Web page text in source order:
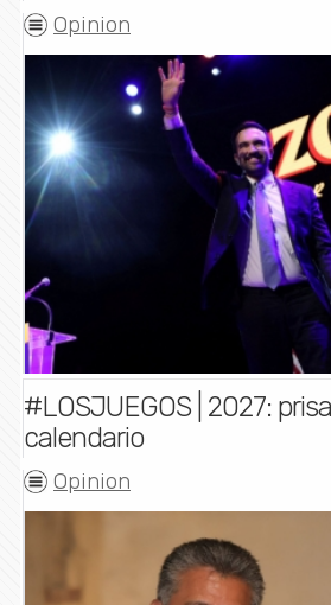
Opinion
#LOSJUEGOS | 2027:
calendario
Opinion